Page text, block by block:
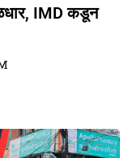
IMD कडून